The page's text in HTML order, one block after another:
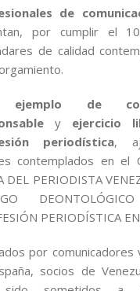
de
por cumplir el
de calidad
ejemplo de
y ejercicio
periodística,
contemplados en el
DEL PERIODISTA
PERIODÍSTICA
por comunicadores
socios de